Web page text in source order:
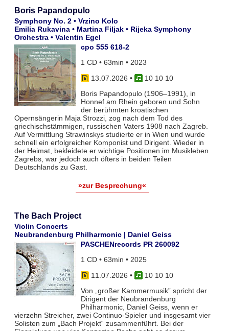
Boris Papandopulo
Symphony No. 2 • Vrzino Kolo
Emilia Rukavina • Martina Filjak • Rijeka Symphony
Orchestra • Valentin Egel
cpo 555 618-2
1 CD • 63min • 2023
13.07.2026 •
10 10 10
Boris Papandopulo (1906–1991), in
Honnef am Rhein geboren und Sohn
der berühmten kroatischen
Opernsängerin Maja Strozzi, zog nach dem Tod des
griechischstämmigen, russischen Vaters 1908 nach Zagreb.
Auf Vermittlung Strawinskys studierte er in Wien und wurde
schnell ein erfolgreicher Komponist und Dirigent. Wieder in
der Heimat, bekleidete er wichtige Positionen im Musikleben
Zagrebs, war jedoch auch öfters in beiden Teilen
Deutschlands zu Gast.
»zur Besprechung«
The Bach Project
Violin Concerts
Neubrandenburg Philharmonic | Daniel Geiss
PASCHENrecords PR 260092
1 CD • 63min • 2025
11.07.2026 •
10 10 10
Von „großer Kammermusik” spricht der
Dirigent der Neubrandenburg
Philharmonic, Daniel Geiss, wenn er
vierzehn Streicher, zwei Continuo-Spieler und insgesamt vier
Solisten zum „Bach Projekt“ zusammenführt. Bei der